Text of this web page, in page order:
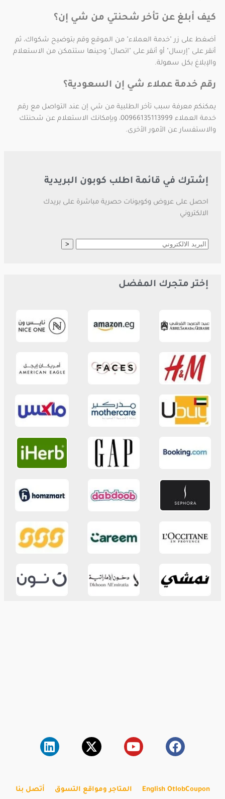
كيف أبلغ عن تأخر شحنتي من شي إن؟
أضغط على زر "خدمة العملاء" من الموقع وقم بتوضيح شكواك، ثم
أنقر على "إرسال" أو أنقر على "اتصال" وحينها ستتمكن من الاستعلام
والإبلاغ بكل سهولة.
رقم خدمة عملاء شي إن السعودية؟
يمكنكم معرفة سبب تأخر الطلبية من شي إن عند التواصل مع رقم
خدمة العملاء 00966135113999، وبإمكانك الاستعلام عن شحنتك
والاستفسار عن الأمور الأخرى.
إشترك في قائمة اطلب كوبون البريدية
احصل على عروض وكوبونات حصرية مباشرة على بريدك
الالكتروني
إختر متجرك المفضل
English OtlobCoupon المتاجر ومواقع التسوق أتصل بنا